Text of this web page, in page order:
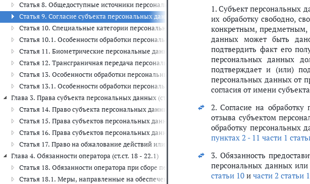
Статья 8. Общедоступные источники персональных данных
Статья 9. Согласие субъекта персональных данных на обработку его персональных данных
Статья 10. Специальные категории персональных данных
Статья 10.1. Особенности обработки персональных данных, разрешенных субъектом
Статья 11. Биометрические персональные данные
Статья 12. Трансграничная передача персональных данных
Статья 13. Особенности обработки персональных данных в государственных или
Статья 13.1. Особенности обработки персональных данных, полученных в результате
Глава 3. Права субъекта персональных данных (ст.ст. 14 - 17)
Статья 14. Право субъекта персональных данных на доступ к его персональным данным
Статья 15. Права субъектов персональных данных при обработке их персональных данных
Статья 16. Права субъектов персональных данных при принятии решений на основании
Статья 17. Право на обжалование действий или бездействия оператора
Глава 4. Обязанности оператора (ст.ст. 18 - 22.1)
Статья 18. Обязанности оператора при сборе персональных данных
Статья 18.1. Меры, направленные на обеспечение выполнения оператором обязанностей,
1. Субъект персональных
их обработку свободно,
конкретным, предметным,
данных может быть
подтвердить факт его
персональных данных
подтверждает и (или)
персональных данных от
согласия от имени
2. Согласие на
отзыва субъектом
обработку персональных
пунктах 2 - 11 части 1
3. Обязанность
персональных данных или
статьи 10 и части 2 статьи